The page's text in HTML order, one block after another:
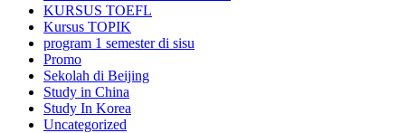
KURSUS TOEFL
Kursus TOPIK
program 1 semester di sisu
Promo
Sekolah di Beijing
Study in China
Study In Korea
Uncategorized